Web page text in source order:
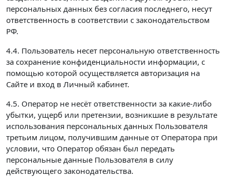
персональных данных без согласия последнего, несут
ответственность в соответствии с законодательством
РФ.
4.4. Пользователь несет персональную ответственность
за сохранение конфиденциальности информации, с
помощью которой осуществляется авторизация на
Сайте и вход в Личный кабинет.
4.5. Оператор не несёт ответственности за какие-либо
убытки, ущерб или претензии, возникшие в результате
использования персональных данных Пользователя
третьим лицом, получившим данные от Оператора при
условии, что Оператор обязан был передать
персональные данные Пользователя в силу
действующего законодательства.